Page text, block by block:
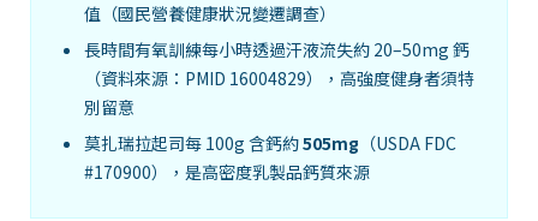
值（國民營養健康狀況變遷調查）
長時間有氧訓練每小時透過汗液流失約 20–50mg 鈣
（資料來源：PMID 16004829），高強度健身者須特
別留意
莫扎瑞拉起司每 100g 含鈣約505mg （USDA FDC
#170900），是高密度乳製品鈣質來源